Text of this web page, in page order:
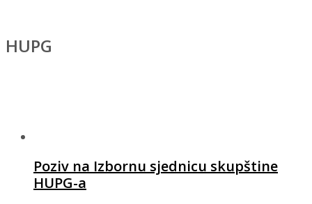
HUPG
Poziv na Izbornu sjednicu skupštine
HUPG-a